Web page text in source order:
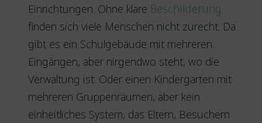
Einrichtungen. Ohne klare Beschilderung
finden sich viele Menschen nicht zurecht. Da
gibt es ein Schulgebäude mit mehreren
Eingängen, aber nirgendwo steht, wo die
Verwaltung ist. Oder einen Kindergarten mit
mehreren Gruppenräumen, aber kein
einheitliches System, das Eltern, Besuchern